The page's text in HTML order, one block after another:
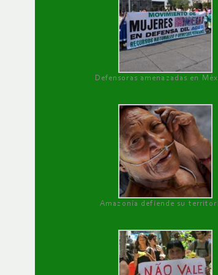
Defensoras amenazadas en
Amazonía defiende su